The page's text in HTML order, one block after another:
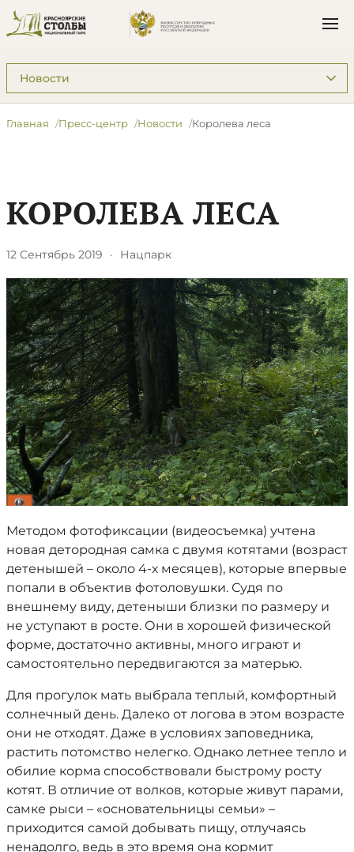
Подразделы: Пресс-центр
Главная Пресс-центр Новости ​Королева леса
​КОРОЛЕВА ЛЕСА
12 Сентябрь 2019 · Нацпарк
Методом фотофиксации (видеосъемка) учтена
новая детородная самка с двумя котятами (возраст
детенышей – около 4-х месяцев), которые впервые
попали в объектив фотоловушки. Судя по
внешнему виду, детеныши близки по размеру и
не уступают в росте. Они в хорошей физической
форме, достаточно активны, много играют и
самостоятельно передвигаются за матерью.
Для прогулок мать выбрала теплый, комфортный
солнечный день. Далеко от логова в этом возрасте
они не отходят. Даже в условиях заповедника,
растить потомство нелегко. Однако летнее тепло и
обилие корма способствовали быстрому росту
котят. В отличие от волков, которые живут парами,
самке рыси – «основательницы семьи» –
приходится самой добывать пищу, отлучаясь
ненадолго, ведь в это время она кормит